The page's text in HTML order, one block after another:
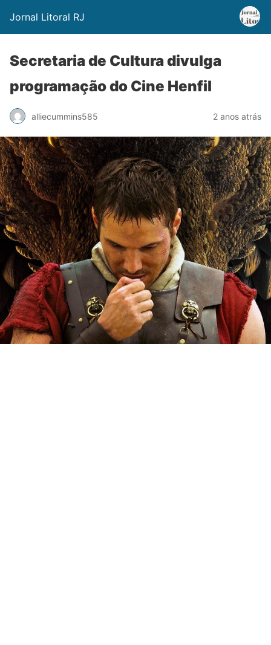
Jornal Litoral RJ
Secretaria de Cultura divulga
programação do Cine Henfil
alliecummins585 2 anos atrás